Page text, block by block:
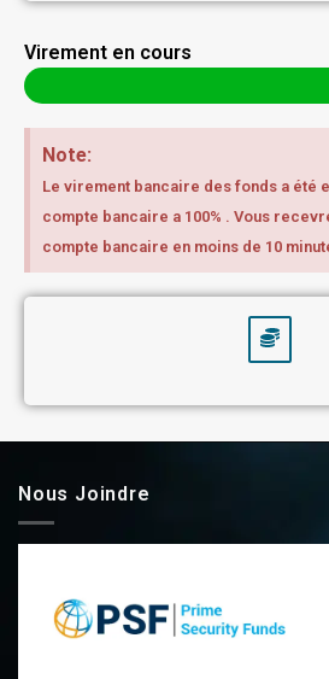
Virement en cours
Note:
Le virement bancaire des fonds a été
compte bancaire a 100% . Vous
compte bancaire en moins de 10
Nous Joindre